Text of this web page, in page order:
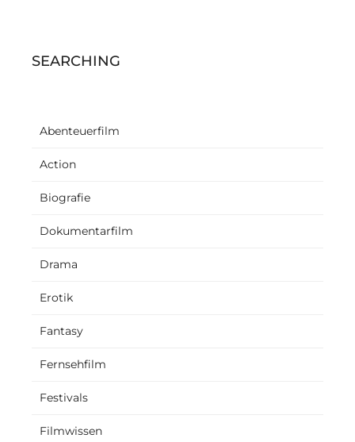
SEARCHING
Abenteuerfilm
Action
Biografie
Dokumentarfilm
Drama
Erotik
Fantasy
Fernsehfilm
Festivals
Filmwissen